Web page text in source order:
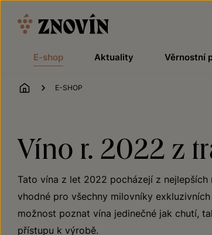
E-shop Aktuality Věrnostní
ÚVOD
E-SHOP
Víno r. 2022 z
Tato vína z let 2022 pocházejí z
vhodné pro všechny milovníky
možnost poznat vína jedinečné jak chutí,
přístupu k výrobě.